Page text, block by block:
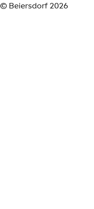
© Beiersdorf 2026